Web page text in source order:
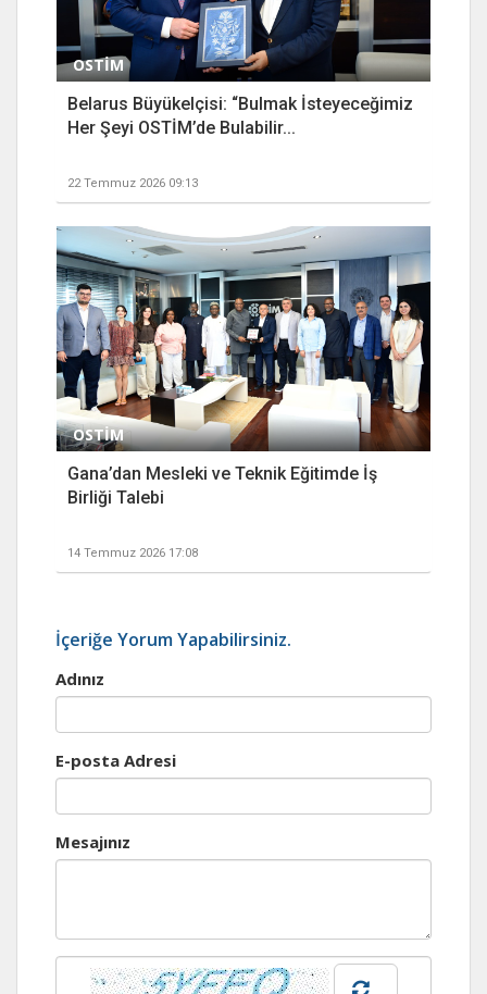
OSTİM
Belarus Büyükelçisi: “Bulmak İsteyeceğimiz
Her Şeyi OSTİM’de Bulabilir...
22 Temmuz 2026 09:13
OSTİM
Gana’dan Mesleki ve Teknik Eğitimde İş
Birliği Talebi
14 Temmuz 2026 17:08
İçeriğe Yorum Yapabilirsiniz.
Adınız
E-posta Adresi
Mesajınız